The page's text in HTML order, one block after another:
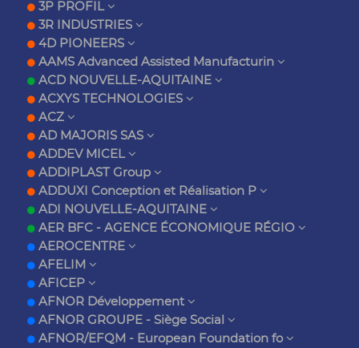
3P PROFIL
3R INDUSTRIES
4D PIONEERS
AAMS Advanced Assisted Manufacturin
ACD NOUVELLE-AQUITAINE
ACXYS TECHNOLOGIES
ACZ
AD MAJORIS SAS
ADDEV MICEL
ADDIPLAST Group
ADDUXI Conception et Réalisation P
ADI NOUVELLE-AQUITAINE
AER BFC - AGENCE ÉCONOMIQUE RÉGIO
AEROCENTRE
AFELIM
AFICEP
AFNOR Développement
AFNOR GROUPE - Siège Social
AFNOR/EFQM - European Foundation fo